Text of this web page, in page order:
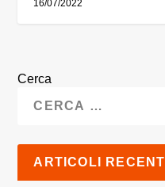
16/07/2022
Cerca
ARTICOLI RECENTI